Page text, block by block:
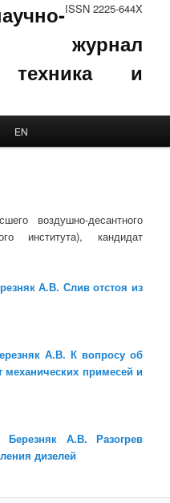
ISSN 2225-644X
журнал
техника и
EN
воздушно-десантного
института), кандидат
А.В. Слив отстоя из
А.В. К вопросу об
механических примесей и
А.В. Разогрев
дизелей